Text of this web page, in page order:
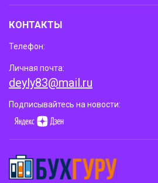
КОНТАКТЫ
Телефон:
Личная почта:
deyly83@mail.ru
Подписывайтесь на новости: